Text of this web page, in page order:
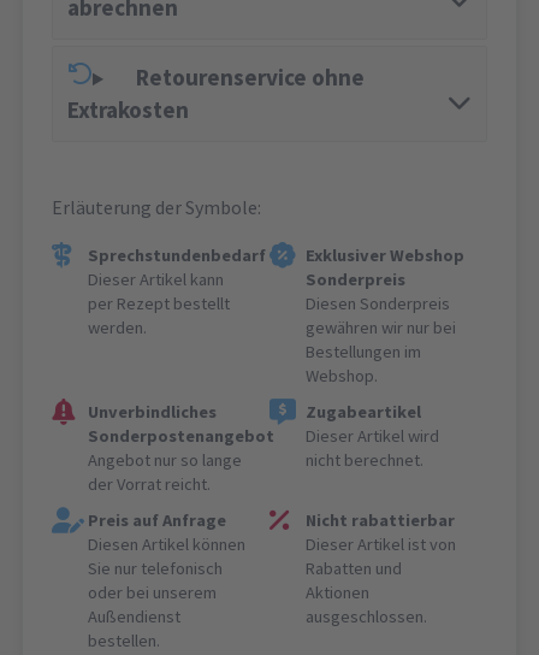
abrechnen
Retourenservice ohne
Extrakosten
Erläuterung der Symbole:
Sprechstundenbedarf
Dieser Artikel kann
per Rezept bestellt
werden.
Exklusiver Webshop
Sonderpreis
Diesen Sonderpreis
gewähren wir nur bei
Bestellungen im
Webshop.
Unverbindliches
Sonderpostenangebot
Angebot nur so lange
der Vorrat reicht.
Zugabeartikel
Dieser Artikel wird
nicht berechnet.
Preis auf Anfrage
Diesen Artikel können
Sie nur telefonisch
oder bei unserem
Außendienst
bestellen.
Nicht rabattierbar
Dieser Artikel ist von
Rabatten und
Aktionen
ausgeschlossen.